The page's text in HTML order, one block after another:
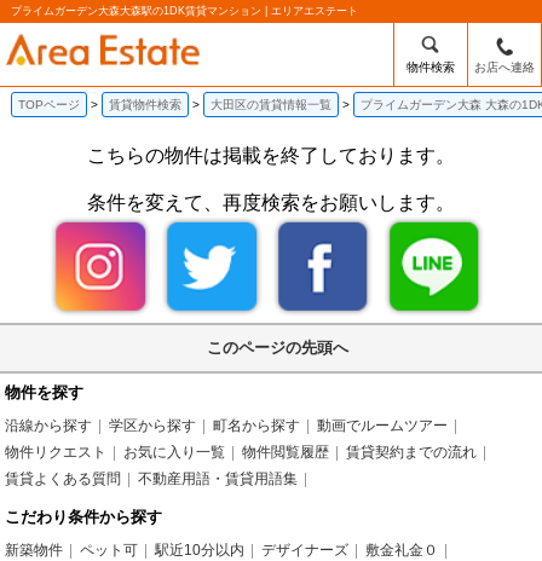
プライムガーデン大森大森駅の1DK賃貸マンション | エリアエステート
物件検索 お店へ連絡
TOPページ 賃貸物件検索 大田区の賃貸情報一覧 プライムガーデン大森 大森の
こちらの物件は掲載を終了しております。
条件を変えて、再度検索をお願いします。
このページの先頭へ
物件を探す
沿線から探す 学区から探す 町名から探す
動画でルームツアー
物件リクエスト
お気に入り一覧 物件閲覧履歴
賃貸契約までの流れ
賃貸よくある質問
不動産用語・賃貸用語集
こだわり条件から探す
新築物件 ペット可 駅近10分以内 デザイナーズ
敷金礼金０